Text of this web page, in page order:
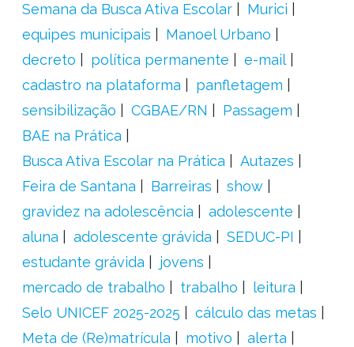
Semana da Busca Ativa Escolar
Murici
equipes municipais
Manoel Urbano
decreto
política permanente
e-mail
cadastro na plataforma
panfletagem
sensibilização
CGBAE/RN
Passagem
BAE na Prática
Busca Ativa Escolar na Prática
Autazes
Feira de Santana
Barreiras
show
gravidez na adolescência
adolescente
aluna
adolescente grávida
SEDUC-PI
estudante grávida
jovens
mercado de trabalho
trabalho
leitura
Selo UNICEF 2025-2025
cálculo das metas
Meta de (Re)matrícula
motivo
alerta